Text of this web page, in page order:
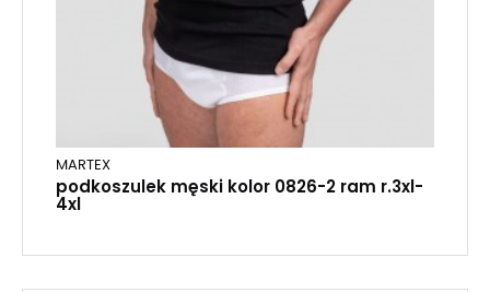
MARTEX
podkoszulek męski kolor 0826-2 ram r.3xl-
4xl